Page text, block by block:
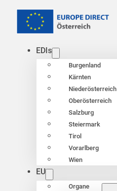
EDIs
Burgenland
Kärnten
Niederösterreich
Oberösterreich
Salzburg
Steiermark
Tirol
Vorarlberg
Wien
EU
Organe